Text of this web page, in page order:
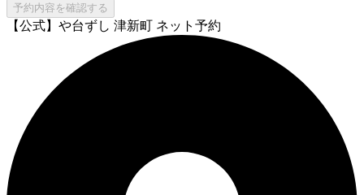
予約内容を確認する
【公式】や台ずし 津新町 ネット予約